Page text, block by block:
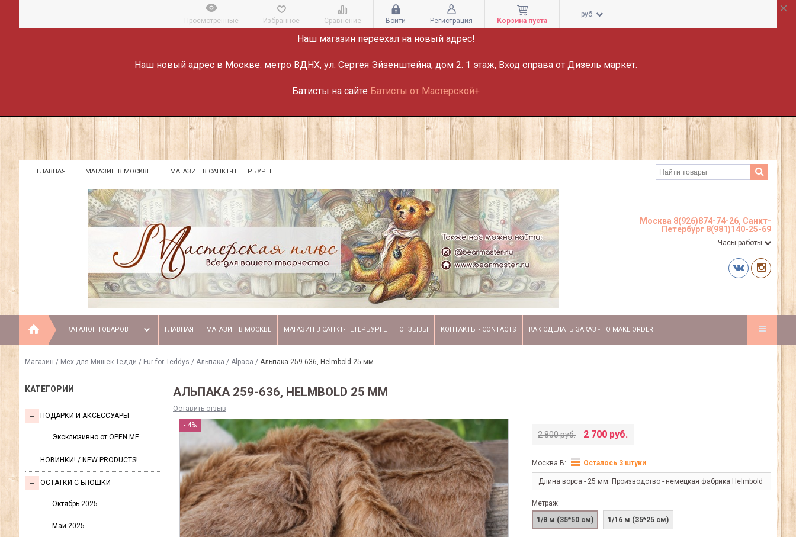
ВНИМАНИЕ!
Наш магазин переехал на новый адрес!
Наш новый адрес в Москве: метро ВДНХ, ул. Сергея Эйзенштейна, дом 2. 1 этаж, Вход справа от Дизель маркет.
Батисты на сайте Батисты от Мастерской+
Просмотренные Избранное Сравнение Войти Регистрация Корзина пуста
руб.
ГЛАВНАЯ МАГАЗИН В МОСКВЕ МАГАЗИН В САНКТ-ПЕТЕРБУРГЕ
Москва 8(926)874-74-26, Санкт-
Петербург 8(981)140-25-69
Часы работы
КАТАЛОГ ТОВАРОВ ГЛАВНАЯ МАГАЗИН В МОСКВЕ МАГАЗИН В САНКТ-ПЕТЕРБУРГЕ ОТЗЫВЫ КОНТАКТЫ - CONTACTS КАК СДЕЛАТЬ ЗАКАЗ - TO MAKE ORDER
Магазин / Мех для Мишек Тедди / Fur for Teddys / Альпака / Alpaca / Альпака 259-636, Helmbold 25 мм
КАТЕГОРИИ
ПОДАРКИ И АКСЕССУАРЫ
Эксклюзивно от OPEN.ME
НОВИНКИ! / NEW PRODUCTS!
ОСТАТКИ С БЛОШКИ
Октябрь 2025
Май 2025
АЛЬПАКА 259-636, HELMBOLD 25 ММ
Оставить отзыв
- 4%
2 800 руб. 2 700 руб.
Москва В: Осталось 3 штуки
Длина ворса - 25 мм. Производство - немецкая фабрика Helmbold
Метраж:
1/8 м (35*50 см)
1/16 м (35*25 см)